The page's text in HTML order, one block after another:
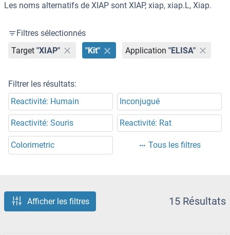
Les noms alternatifs de XIAP sont XIAP, xiap, xiap.L, Xiap.
Filtres sélectionnés
Target "XIAP" "Kit" Application "ELISA"
Filtrer les résultats:
Reactivité: Humain
Inconjugué
Reactivité: Souris Reactivité: Rat
Colorimetric Tous les filtres
Afficher les filtres 15 Résultats